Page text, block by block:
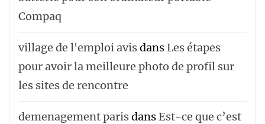
Compaq
village de l'emploi avisdans Les étapes
pour avoir la meilleure photo de profil sur
les sites de rencontre
demenagement parisdansEst-ce que c’est